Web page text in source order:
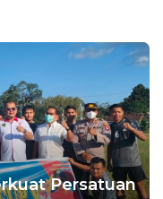
Persatuan